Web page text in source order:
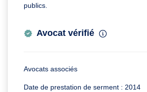
publics.
Avocat vérifié
Avocats associés
Date de prestation de serment : 2014